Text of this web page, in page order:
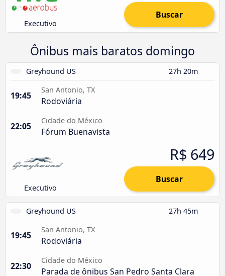
Executivo
Buscar
Ônibus mais baratos domingo
Greyhound US 27h 20m
19:45
San Antonio, TX
Rodoviária
22:05
Cidade do México
Fórum Buenavista
Executivo
R$ 649
Buscar
Greyhound US 27h 45m
19:45
San Antonio, TX
Rodoviária
22:30
Cidade do México
Parada de ônibus San Pedro Santa Clara